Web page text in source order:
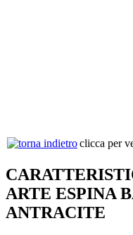
clicca per
ARTE ESPINA
ANTRACITE